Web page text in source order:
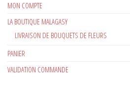
MON COMPTE
LA BOUTIQUE MALAGASY
LIVRAISON DE BOUQUETS DE FLEURS
PANIER
VALIDATION COMMANDE